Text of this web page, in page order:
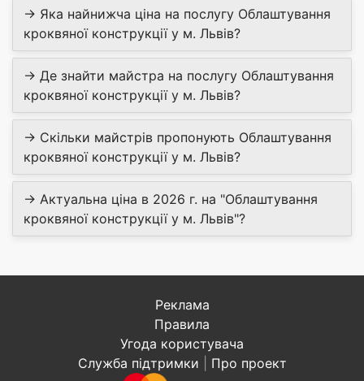
→ Яка найнижча ціна на послугу Облаштування
кроквяної конструкції у м. Львів?
→ Де знайти майстра на послугу Облаштування
кроквяної конструкції у м. Львів?
→ Скільки майстрів пропонують Облаштування
кроквяної конструкції у м. Львів?
→ Актуальна ціна в 2026 г. на "Облаштування
кроквяної конструкції у м. Львів"?
Реклама
Правила
Угода користувача
Служба підтримки
Про проект